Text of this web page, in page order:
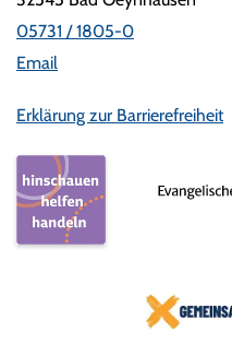
05731 / 1805-0
Email
Erklärung zur Barrierefreiheit